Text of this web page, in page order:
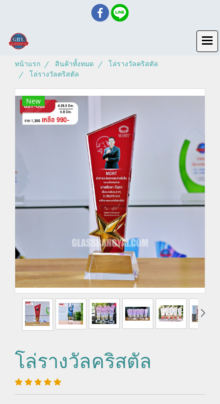
หน้าแรก สินค้าทั้งหมด
โล่รางวัลคริสตัล
โล่รางวัลคริสตัล
New
โล่รางวัลคริสตัล